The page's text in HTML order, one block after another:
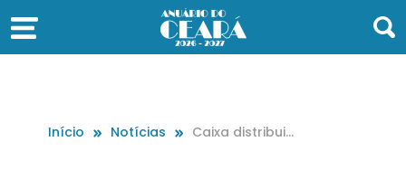
Início Notícias
Caixa distribuir